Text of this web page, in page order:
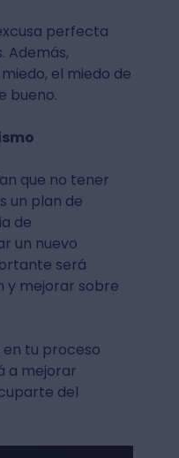
perfecta
Además,
el miedo de
bueno.
que no tener
un plan de
de
un nuevo
será
y mejorar sobre
en tu proceso
a mejorar
del